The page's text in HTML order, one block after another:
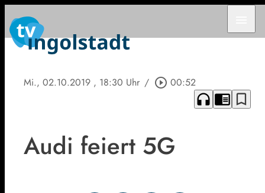
Mi., 02.10.2019 , 18:30 Uhr / play_circle_outline 00:52
headphones chrome_reader_mode bookmark_border
Audi feiert 5G